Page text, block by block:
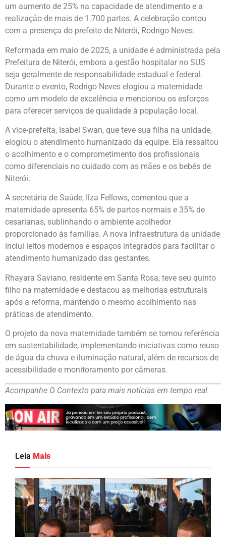
um aumento de 25% na capacidade de atendimento e a
realização de mais de 1.700 partos. A celebração contou
com a presença do prefeito de Niterói, Rodrigo Neves.
Reformada em maio de 2025, a unidade é administrada pela
Prefeitura de Niterói, embora a gestão hospitalar no SUS
seja geralmente de responsabilidade estadual e federal.
Durante o evento, Rodrigo Neves elogiou a maternidade
como um modelo de excelência e mencionou os esforços
para oferecer serviços de qualidade à população local.
A vice-prefeita, Isabel Swan, que teve sua filha na unidade,
elogiou o atendimento humanizado da equipe. Ela ressaltou
o acolhimento e o comprometimento dos profissionais
como diferenciais no cuidado com as mães e os bebês de
Niterói.
A secretária de Saúde, Ilza Fellows, comentou que a
maternidade apresenta 65% de partos normais e 35% de
cesarianas, sublinhando o ambiente acolhedor
proporcionado às famílias. A nova infraestrutura da unidade
inclui leitos modernos e espaços integrados para facilitar o
atendimento humanizado das gestantes.
Rhayara Saviano, residente em Santa Rosa, teve seu quinto
filho na maternidade e destacou as melhorias estruturais
após a reforma, mantendo o mesmo acolhimento nas
práticas de atendimento.
O projeto da nova maternidade também se tornou referência
em sustentabilidade, implementando iniciativas como reuso
de água da chuva e iluminação natural, além de recursos de
acessibilidade e monitoramento por câmeras.
Acompanhe O Contexto para mais notícias em tempo real.
Leia Mais